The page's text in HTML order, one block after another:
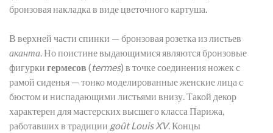
бронзовая накладка в виде цветочного картуша.
В верхней части спинки — бронзовая розетка из листьев
аканта. Но поистине выдающимися являются бронзовые
фигурки гермесов (termes) в точке соединения ножек с
рамой сиденья — тонко моделированные женские лица с
бюстом и ниспадающими листьями внизу. Такой декор
характерен для мастерских высшего класса Парижа,
работавших в традиции goût Louis XV. Концы